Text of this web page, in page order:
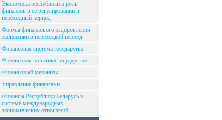
Экономика республики и роль
финансов в ее регулировании в
переходный период
Формы финансового оздоровления
экономики в переходной период
Финансовая система государства
Финансовая политика государства
Финансовый механизм
Управление финансами
Финансы Республики Беларусь в
системе международных
экономических отношений